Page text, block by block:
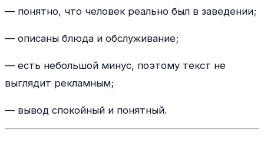
— понятно, что человек реально был в заведении;
— описаны блюда и обслуживание;
— есть небольшой минус, поэтому текст не
выглядит рекламным;
— вывод спокойный и понятный.